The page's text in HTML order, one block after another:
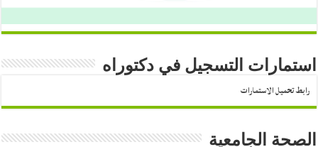
استمارات التسجيل في دكتوراه
رابط تحميل الاستمارات
الصحة الجامعية